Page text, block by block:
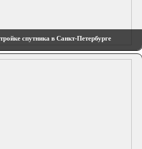
спутника в Санкт-Петербурге